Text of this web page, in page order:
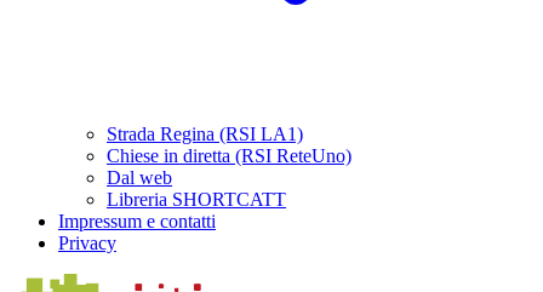
Strada Regina (RSI LA1)
Chiese in diretta (RSI ReteUno)
Dal web
Libreria SHORTCATT
Impressum e contatti
Privacy